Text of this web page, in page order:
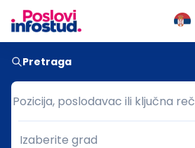
Pretraga
Pozicija, poslodavac ili ključna reč
Pozicija, poslodavac ili ključna reč
Izaberite grad